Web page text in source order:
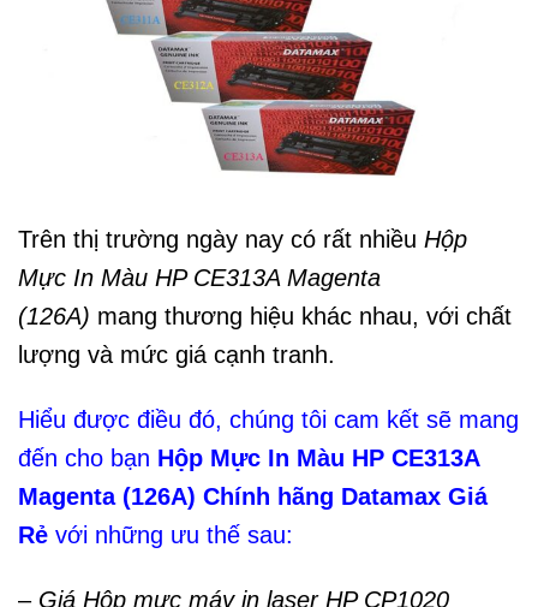
Trên thị trường ngày nay có rất nhiều Hộp
Mực In Màu HP CE313A Magenta
(126A) mang thương hiệu khác nhau, với chất
lượng và mức giá cạnh tranh.
Hiểu được điều đó, ­­­­­chúng tôi cam kết sẽ mang
đến cho bạn Hộp Mực In Màu HP CE313A
Magenta (126A) Chính hãng Datamax Giá
Rẻ với những ưu thế sau:
– Giá Hộp mực máy in laser HP CP1020